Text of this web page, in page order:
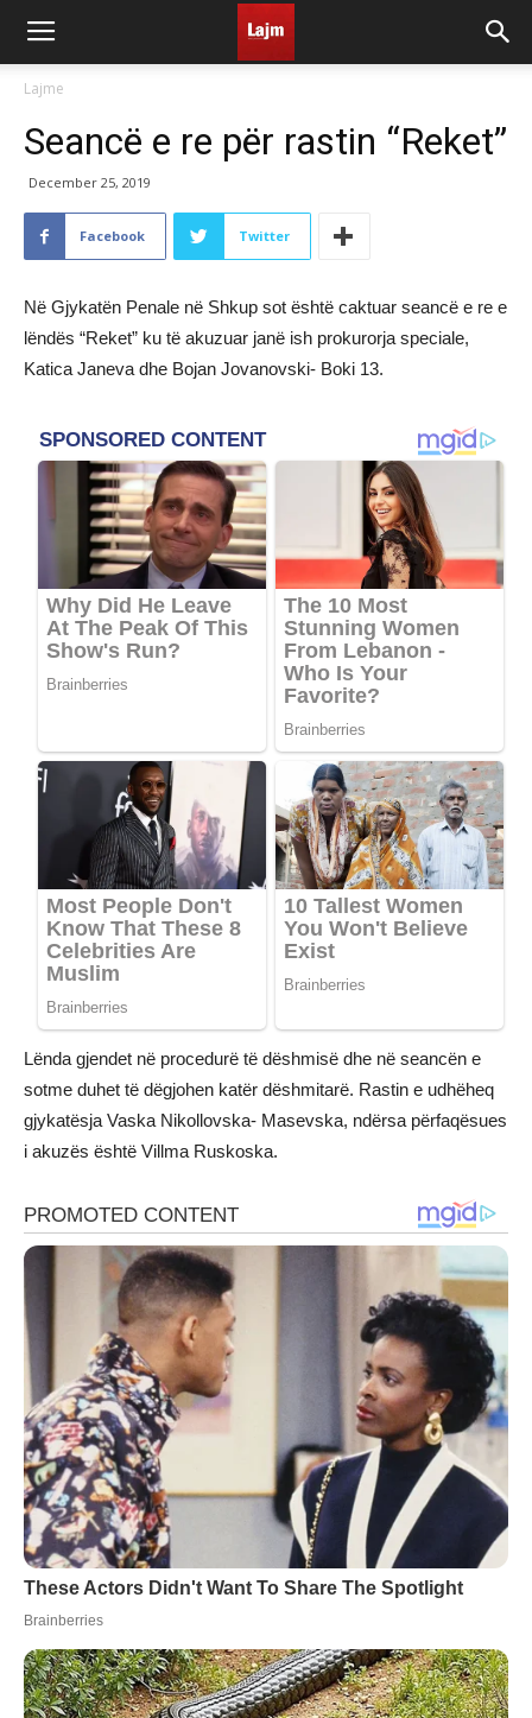
Lajme
Seancë e re për rastin “Reket”
December 25, 2019
Facebook Twitter
Në Gjykatën Penale në Shkup sot është caktuar seancë e re e
lëndës “Reket” ku të akuzuar janë ish prokurorja speciale,
Katica Janeva dhe Bojan Jovanovski- Boki 13.
Lënda gjendet në procedurë të dëshmisë dhe në seancën e
sotme duhet të dëgjohen katër dëshmitarë. Rastin e udhëheq
gjykatësja Vaska Nikollovska- Masevska, ndërsa përfaqësues
i akuzës është Villma Ruskoska.